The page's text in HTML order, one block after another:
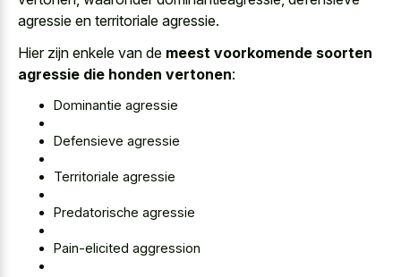
agressie en territoriale agressie.
Hier zijn enkele van de meest voorkomende soorten
agressie die honden vertonen:
Dominantie agressie
Defensieve agressie
Territoriale agressie
Predatorische agressie
Pain-elicited aggression